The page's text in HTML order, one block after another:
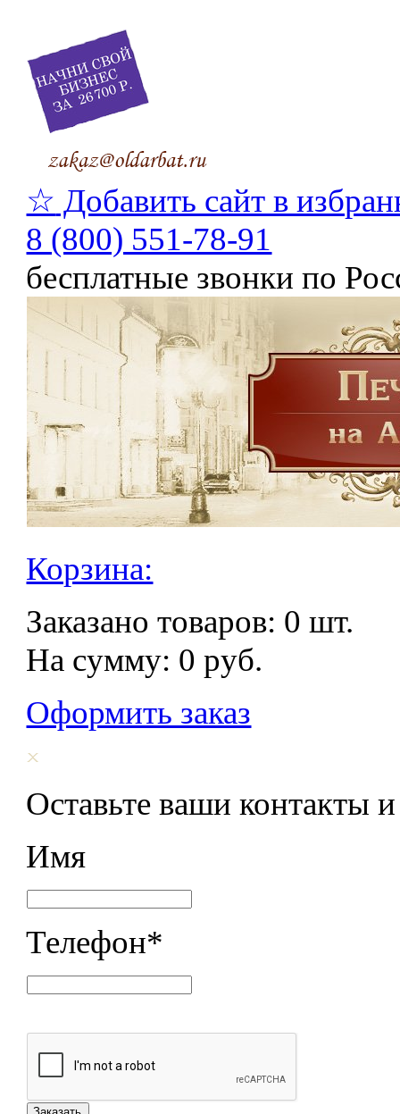
☆ Добавить сайт в
8 (800) 551-78-91
бесплатные звонки по
Корзина:
Заказано товаров: 0 шт.
На сумму: 0 руб.
Оформить заказ
Оставьте ваши контакты
Имя
Телефон*